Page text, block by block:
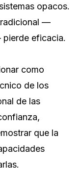
opacos.
—
eficacia.
como
de los
de las
que la